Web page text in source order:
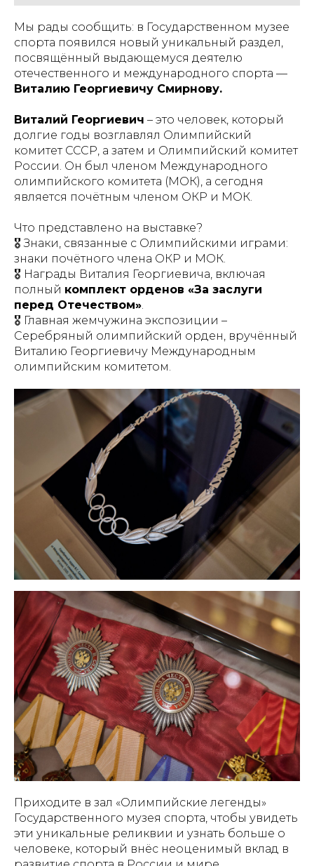
Мы рады сообщить: в Государственном музее
спорта появился новый уникальный раздел,
посвящённый выдающемуся деятелю
отечественного и международного спорта —
Виталию Георгиевичу Смирнову.
Виталий Георгиевич – это человек, который
долгие годы возглавлял Олимпийский
комитет СССР, а затем и Олимпийский комитет
России. Он был членом Международного
олимпийского комитета (МОК), а сегодня
является почётным членом ОКР и МОК.
Что представлено на выставке?
🎖️ Знаки, связанные с Олимпийскими играми:
знаки почётного члена ОКР и МОК.
🎖️ Награды Виталия Георгиевича, включая
полный комплект орденов «За заслуги
перед Отечеством».
🎖️ Главная жемчужина экспозиции –
Серебряный олимпийский орден, вручённый
Виталию Георгиевичу Международным
олимпийским комитетом.
Приходите в зал «Олимпийские легенды»
Государственного музея спорта, чтобы увидеть
эти уникальные реликвии и узнать больше о
человеке, который внёс неоценимый вклад в